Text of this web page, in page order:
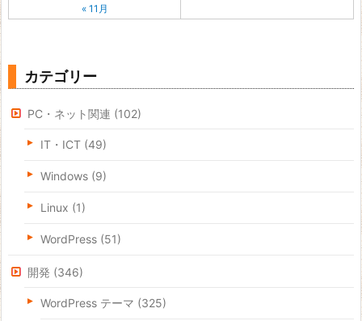
« 11月
カテゴリー
PC・ネット関連 (102)
IT・ICT (49)
Windows (9)
Linux (1)
WordPress (51)
開発 (346)
WordPress テーマ (325)